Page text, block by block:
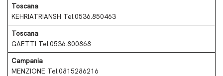
Toscana
KEHRIATRIANSH Tel.0536.850463
Toscana
GAETTI Tel.0536.800868
Campania
MENZIONE Tel.0815286216